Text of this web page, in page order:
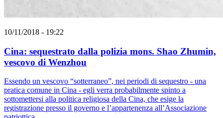
10/11/2018 - 19:22
Cina: sequestrato dalla polizia mons. Shao Zhumin,
vescovo di Wenzhou
Essendo un vescovo “sotterraneo”, nei periodi di sequestro - una
pratica comune in Cina - egli verra probabilmente spinto a
sottomettersi alla politica religiosa della Cina, che esige la
registrazione presso il governo e l’appartenenza all’Associazione